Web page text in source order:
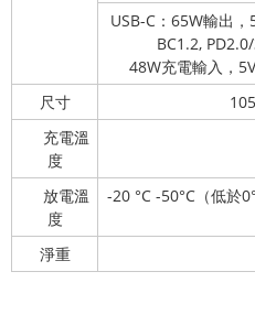
USB-C：65W輸出
BC1.2,
48W充電輸入，
尺寸
充電溫
度
放電溫
度
-20 °C -50°C（低於
淨重